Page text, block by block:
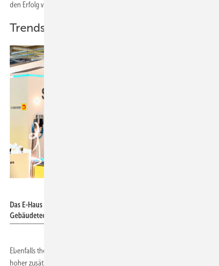
den Erfolg von Energiewende und Digitalisierung zu garantieren.“
Trends in der Gebäudeautomation
Das E-Haus des ZVEH wird 2025 auf den Einsatz von KI in der
Gebäudetechnik fokussiert.
Ebenfalls thematisiert werden Smart Building Solutions, durch die ein
hoher zusätzlicher Nutzerkomfort realisierbar ist. Gerade vor dem